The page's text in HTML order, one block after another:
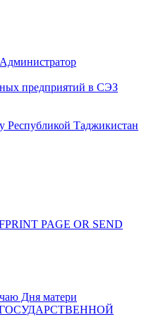
предприятий в СЭЗ
Республикой Таджикистан
PRINT PAGE OR SEND
Дня матери